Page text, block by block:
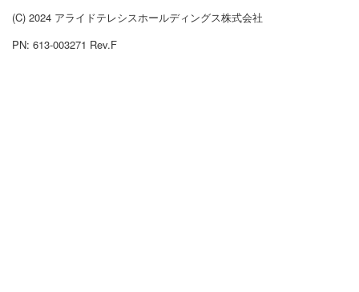
(C) 2024 アライドテレシスホールディングス株式会社
PN: 613-003271 Rev.F